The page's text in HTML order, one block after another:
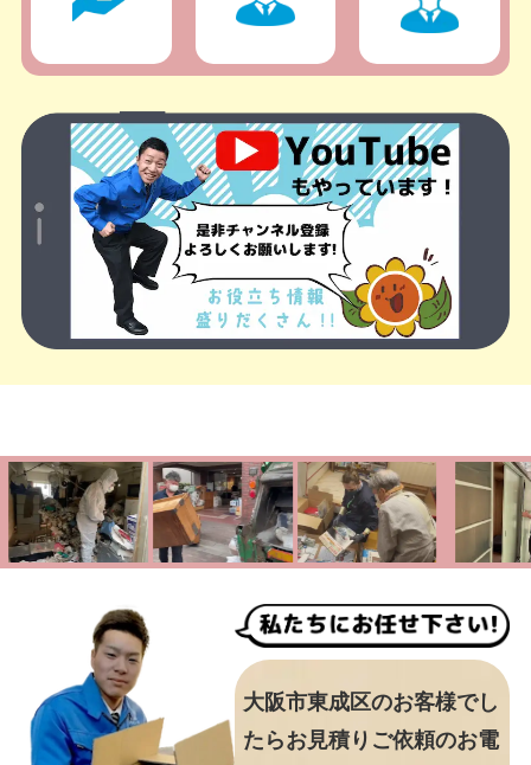
大阪市東成区のお客様でし
たらお見積りご依頼のお電